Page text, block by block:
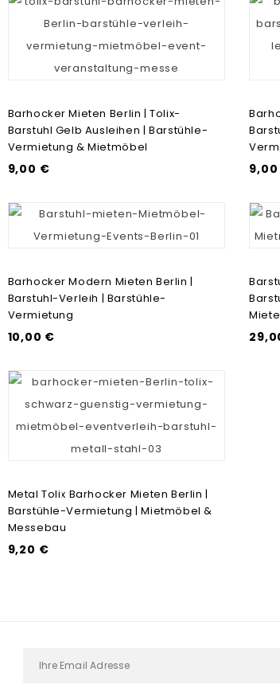
Barhocker Mieten Berlin | Tolix-
Barstuhl Gelb Ausleihen | Barstühle-
Vermietung & Mietmöbel
9,00 €
Barhocker Modern Mieten Berlin |
Barstuhl-Verleih | Barstühle-
Vermietung
10,00 €
Metal Tolix Barhocker Mieten Berlin |
Barstühle-Vermietung | Mietmöbel &
Messebau
9,20 €